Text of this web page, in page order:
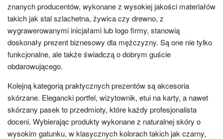
znanych producentów, wykonane z wysokiej jakości materiałów
takich jak stal szlachetna, żywica czy drewno, z
wygrawerowanymi inicjałami lub logo firmy, stanowią
doskonały prezent biznesowy dla mężczyzny. Są one nie tylko
funkcjonalne, ale także świadczą o dobrym guście
obdarowującego.
Kolejną kategorią praktycznych prezentów są akcesoria
skórzane. Elegancki portfel, wizytownik, etui na karty, a nawet
skórzany pasek to przedmioty, które każdy profesjonalista
doceni. Wybierając produkty wykonane z naturalnej skóry o
wysokim gatunku, w klasycznych kolorach takich jak czarny,